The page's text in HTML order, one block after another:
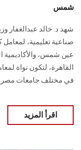
شمس
صناعية تعليمية،
عين شمس، والأكاديمية
في مختلف جامعات مصر
اقرأ المزيد